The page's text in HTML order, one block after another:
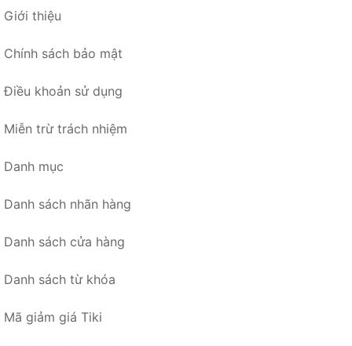
Giới thiệu
Chính sách bảo mật
Điều khoản sử dụng
Miễn trừ trách nhiệm
Danh mục
Danh sách nhãn hàng
Danh sách cửa hàng
Danh sách từ khóa
Mã giảm giá Tiki